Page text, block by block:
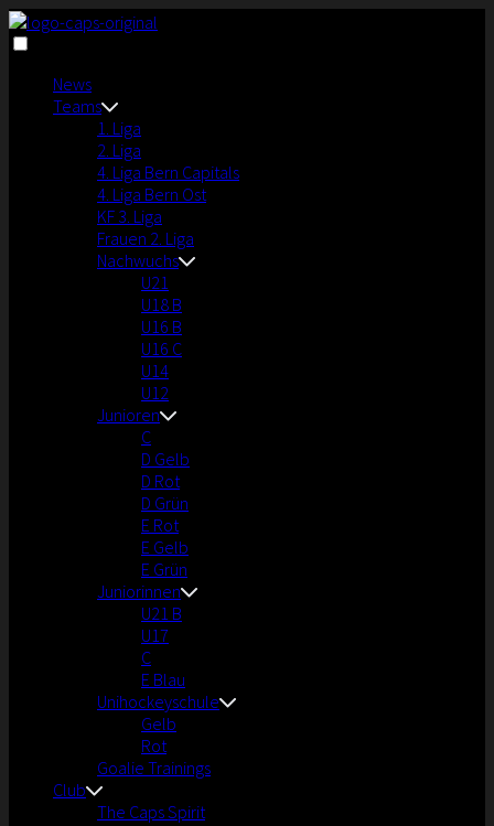
News
Teams
1. Liga
2. Liga
4. Liga Bern Capitals
4. Liga Bern Ost
KF 3. Liga
Frauen 2. Liga
Nachwuchs
U21
U18 B
U16 B
U16 C
U14
U12
Junioren
C
D Gelb
D Rot
D Grün
E Rot
E Gelb
E Grün
Juniorinnen
U21 B
U17
C
E Blau
Unihockeyschule
Gelb
Rot
Goalie Trainings
Club
The Caps Spirit